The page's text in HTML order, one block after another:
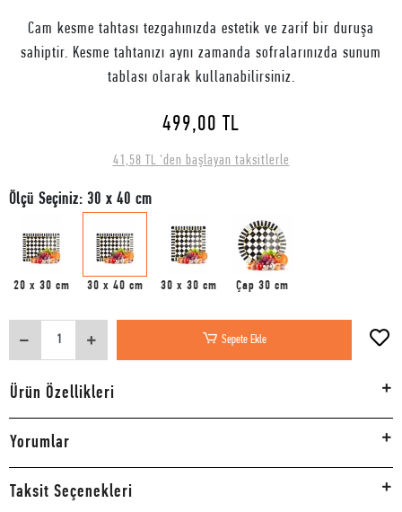
Cam kesme tahtası tezgahınızda estetik ve zarif bir duruşa
sahiptir. Kesme tahtanızı aynı zamanda sofralarınızda sunum
tablası olarak kullanabilirsiniz.
499,00 TL
41,58 TL 'den başlayan taksitlerle
Ölçü Seçiniz: 30 x 40 cm
20 x 30 cm 30 x 40 cm 30 x 30 cm Çap 30 cm
Sepete Ekle
Ürün Özellikleri
Yorumlar
Taksit Seçenekleri